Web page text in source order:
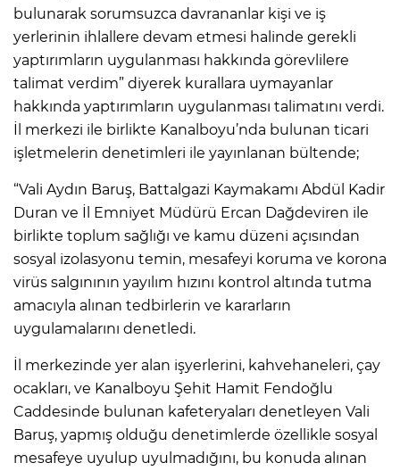
bulunarak sorumsuzca davrananlar kişi ve iş
yerlerinin ihlallere devam etmesi halinde gerekli
yaptırımların uygulanması hakkında görevlilere
talimat verdim” diyerek kurallara uymayanlar
hakkında yaptırımların uygulanması talimatını verdi.
İl merkezi ile birlikte Kanalboyu’nda bulunan ticari
işletmelerin denetimleri ile yayınlanan bültende;
“Vali Aydın Baruş, Battalgazi Kaymakamı Abdül Kadir
Duran ve İl Emniyet Müdürü Ercan Dağdeviren ile
birlikte toplum sağlığı ve kamu düzeni açısından
sosyal izolasyonu temin, mesafeyi koruma ve korona
virüs salgınının yayılım hızını kontrol altında tutma
amacıyla alınan tedbirlerin ve kararların
uygulamalarını denetledi.
İl merkezinde yer alan işyerlerini, kahvehaneleri, çay
ocakları, ve Kanalboyu Şehit Hamit Fendoğlu
Caddesinde bulunan kafeteryaları denetleyen Vali
Baruş, yapmış olduğu denetimlerde özellikle sosyal
mesafeye uyulup uyulmadığını, bu konuda alınan